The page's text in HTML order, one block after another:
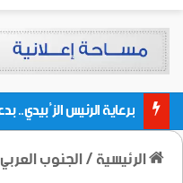
الرئيسية/الجنوب العربي